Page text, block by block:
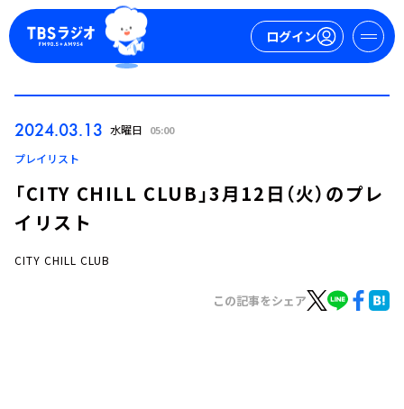
ログイン
2024.03.13 水曜日 05:00
プレイリスト
「CITY CHILL CLUB」3月12日（火）のプレ
イリスト
CITY CHILL CLUB
この記事をシェア